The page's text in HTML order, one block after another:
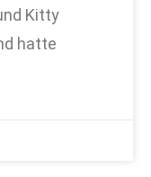
Kitty
hatte